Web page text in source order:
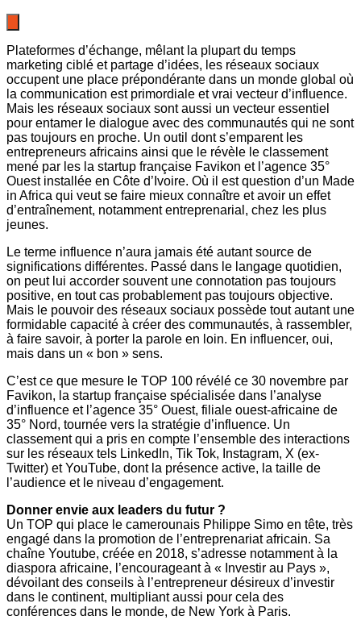
Plateformes d’échange, mêlant la plupart du temps
marketing ciblé et partage d’idées, les réseaux sociaux
occupent une place prépondérante dans un monde global où
la communication est primordiale et vrai vecteur d’influence.
Mais les réseaux sociaux sont aussi un vecteur essentiel
pour entamer le dialogue avec des communautés qui ne sont
pas toujours en proche. Un outil dont s’emparent les
entrepreneurs africains ainsi que le révèle le classement
mené par les la startup française Favikon et l’agence 35°
Ouest installée en Côte d’Ivoire. Où il est question d’un Made
in Africa qui veut se faire mieux connaître et avoir un effet
d’entraînement, notamment entreprenarial, chez les plus
jeunes.
Le terme influence n’aura jamais été autant source de
significations différentes. Passé dans le langage quotidien,
on peut lui accorder souvent une connotation pas toujours
positive, en tout cas probablement pas toujours objective.
Mais le pouvoir des réseaux sociaux possède tout autant une
formidable capacité à créer des communautés, à rassembler,
à faire savoir, à porter la parole en loin. En influencer, oui,
mais dans un « bon » sens.
C’est ce que mesure le TOP 100 révélé ce 30 novembre par
Favikon, la startup française spécialisée dans l’analyse
d’influence et l’agence 35° Ouest, filiale ouest-africaine de
35° Nord, tournée vers la stratégie d’influence. Un
classement qui a pris en compte l’ensemble des interactions
sur les réseaux tels LinkedIn, Tik Tok, Instagram, X (ex-
Twitter) et YouTube, dont la présence active, la taille de
l’audience et le niveau d’engagement.
Donner envie aux leaders du futur ?
Un TOP qui place le camerounais Philippe Simo en tête, très
engagé dans la promotion de l’entreprenariat africain. Sa
chaîne Youtube, créée en 2018, s’adresse notamment à la
diaspora africaine, l’encourageant à « Investir au Pays »,
dévoilant des conseils à l’entrepreneur désireux d’investir
dans le continent, multipliant aussi pour cela des
conférences dans le monde, de New York à Paris.